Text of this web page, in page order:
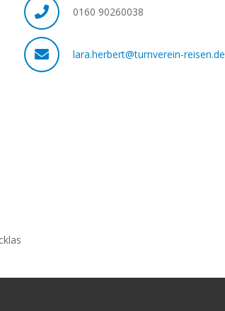
0160 90260038
lara.herbert@turnverein-reisen.de